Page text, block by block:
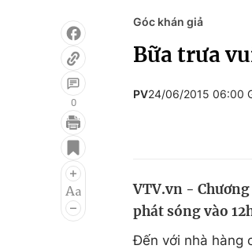
Điện ảnh
Âm nhạc
Làm
0
Góc khán giả
Bữa trưa
PV24/06/2015 06:00
VTV.vn -
phát sóng vào
Đến với nhà hàng